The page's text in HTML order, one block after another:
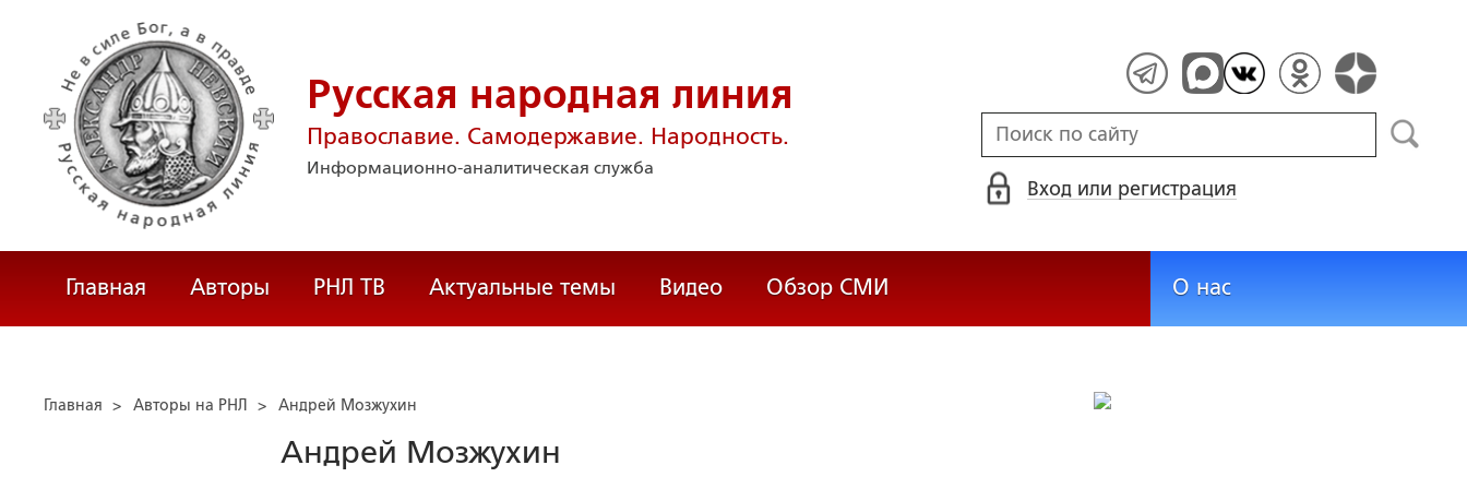
Русская народная линия
Православие. Самодержавие. Народность.
Информационно-аналитическая служба
Вход или регистрация
Главная Авторы РНЛ ТВ Актуальные темы Видео Обзор СМИ О нас
Главная > Авторы на РНЛ > Андрей Мозжухин
Андрей Мозжухин